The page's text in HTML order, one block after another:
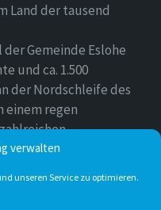
verwalten
unseren Service zu optimieren.
Land der tausend
Gemeinde Eslohe
und ca. 1.500
der Nordschleife des
einem regen
Ort für sein